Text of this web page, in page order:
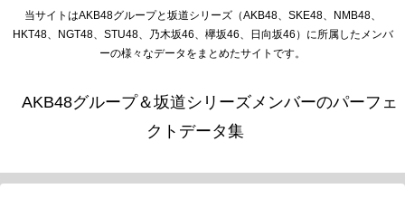
当サイトはAKB48グループと坂道シリーズ（AKB48、SKE48、NMB48、
HKT48、NGT48、STU48、乃木坂46、欅坂46、日向坂46）に所属したメンバ
ーの様々なデータをまとめたサイトです。
AKB48グループ＆坂道シリーズメンバーのパーフェ
クトデータ集